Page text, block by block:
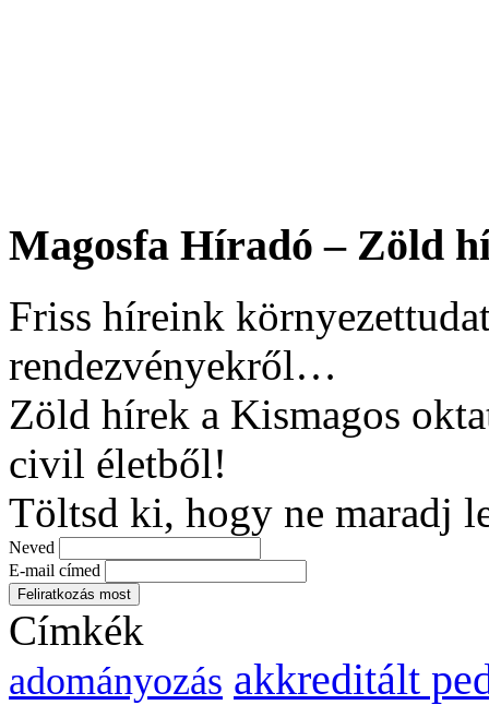
Magosfa Híradó – Zöld
Friss híreink
rendezvényekről…
Zöld hírek a Kismagos
civil életből!
Töltsd ki, hogy ne maradj
Neved
E-mail címed
Címkék
adományozás akkreditált